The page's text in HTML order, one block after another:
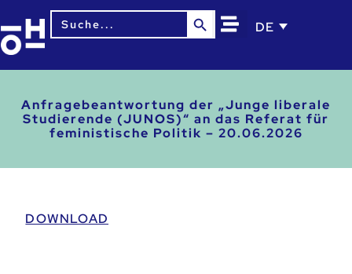
Search
for:
Search Button
DE
Anfragebeantwortung der „Junge liberale
Studierende (JUNOS)“ an das Referat für
feministische Politik – 20.06.2026
DOWNLOAD